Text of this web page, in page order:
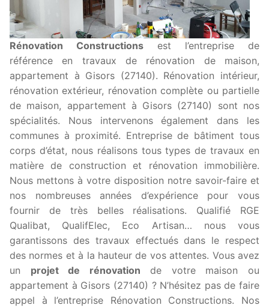
Rénovation Constructions est l’entreprise de
référence en travaux de rénovation de maison,
appartement à Gisors (27140). Rénovation intérieur,
rénovation extérieur, rénovation complète ou partielle
de maison, appartement à Gisors (27140) sont nos
spécialités. Nous intervenons également dans les
communes à proximité. Entreprise de bâtiment tous
corps d’état, nous réalisons tous types de travaux en
matière de construction et rénovation immobilière.
Nous mettons à votre disposition notre savoir-faire et
nos nombreuses années d’expérience pour vous
fournir de très belles réalisations. Qualifié RGE
Qualibat, QualifElec, Eco Artisan… nous vous
garantissons des travaux effectués dans le respect
des normes et à la hauteur de vos attentes. Vous avez
un projet de rénovation de votre maison ou
appartement à Gisors (27140) ? N’hésitez pas de faire
appel à l’entreprise Rénovation Constructions. Nos